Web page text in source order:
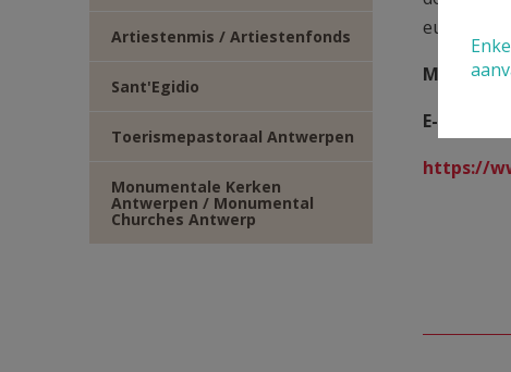
Artiestenmis / Artiestenfonds
Sant'Egidio
Toerismepastoraal Antwerpen
Monumentale Kerken
Antwerpen / Monumental
Churches Antwerp
Meer
E-mail:
https://